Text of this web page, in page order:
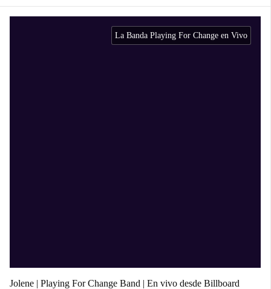
La Banda Playing For Change en Vivo
Jolene | Playing For Change Band | En vivo desde Billboard